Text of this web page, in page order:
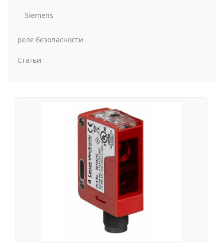
Siemens
реле безопасности
Статьи